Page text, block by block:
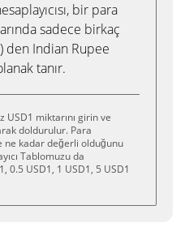
bir para
sadece birkaç
den Indian Rupee
tanır.
USD1 miktarını girin ve
doldurulur. Para
kadar değerli olduğunu
Tablomuzu da
0.5 USD1, 1 USD1, 5 USD1